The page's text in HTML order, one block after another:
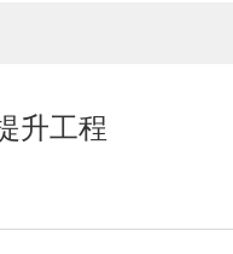
升工程